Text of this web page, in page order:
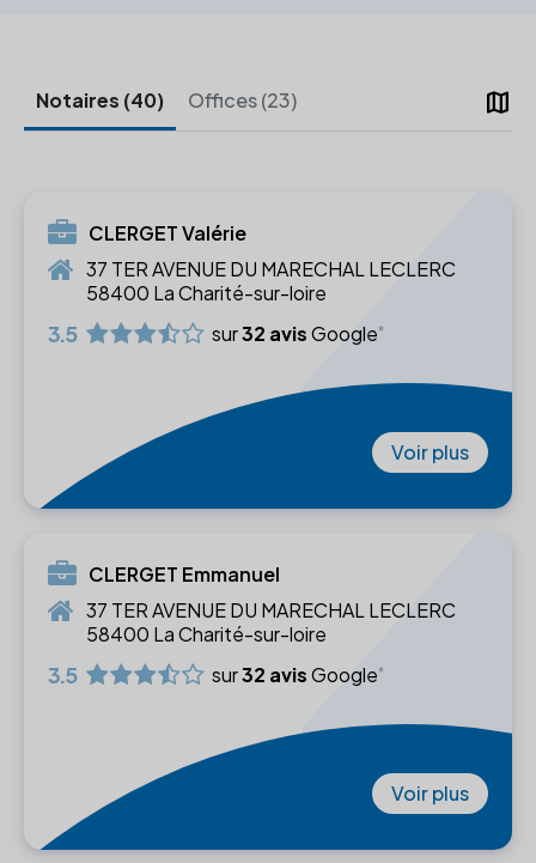
map
Notaires (40) Offices (23)
CLERGET Valérie
37 TER AVENUE DU MARECHAL LECLERC
58400 La Charité-sur-loire
3.5 sur32 avisGoogle
Voir plus
CLERGET Emmanuel
37 TER AVENUE DU MARECHAL LECLERC
58400 La Charité-sur-loire
3.5 sur32 avisGoogle
Voir plus